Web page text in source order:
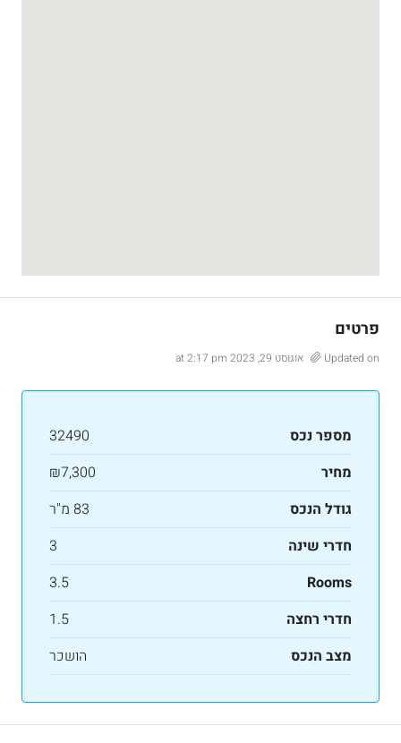
פרטים
Updated on אוגוסט 29, 2023 at 2:17 pm
מספר נכס
32490
מחיר
₪7,300
גודל הנכס
83 מ"ר
חדרי שינה
3
Rooms
3.5
חדרי רחצה
1.5
מצב הנכס
הושכר